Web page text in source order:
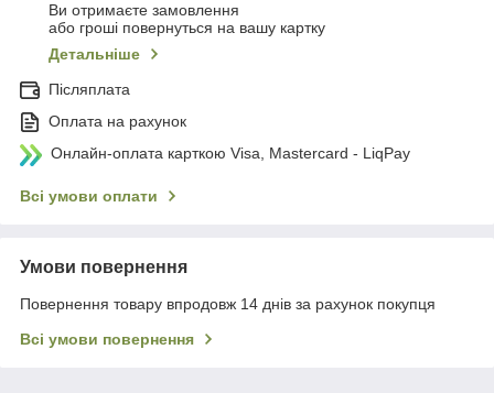
Ви отримаєте замовлення
або гроші повернуться на вашу картку
Детальніше
Післяплата
Оплата на рахунок
Онлайн-оплата карткою Visa, Mastercard - LiqPay
Всі умови оплати
Умови повернення
Повернення товару впродовж 14 днів за рахунок покупця
Всі умови повернення